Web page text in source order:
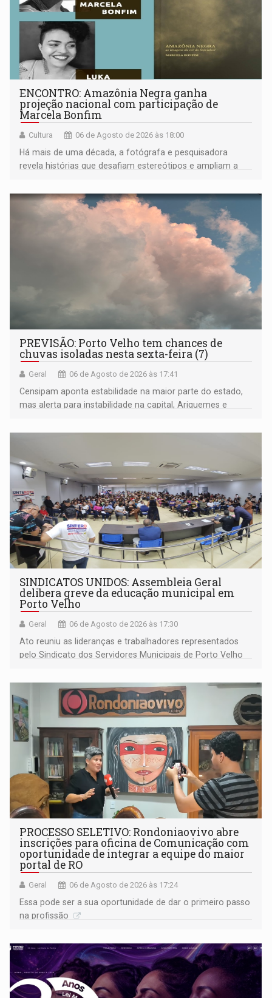
ENCONTRO: Amazônia Negra ganha
projeção nacional com participação de
Marcela Bonfim
Cultura 06 de Agosto de 2026 às 18:00
Há mais de uma década, a fotógrafa e pesquisadora
revela histórias que desafiam estereótipos e ampliam a
negras
PREVISÃO: Porto Velho tem chances de
chuvas isoladas nesta sexta-feira (7)
Geral 06 de Agosto de 2026 às 17:41
Censipam aponta estabilidade na maior parte do estado,
mas alerta para instabilidade na capital, Ariquemes e
SINDICATOS UNIDOS: Assembleia Geral
delibera greve da educação municipal em
Porto Velho
Geral 06 de Agosto de 2026 às 17:30
Ato reuniu as lideranças e trabalhadores representados
pelo Sindicato dos Servidores Municipais de Porto Velho
PROCESSO SELETIVO: Rondoniaovivo abre
inscrições para oficina de Comunicação com
oportunidade de integrar a equipe do maior
portal de RO
Geral 06 de Agosto de 2026 às 17:24
Essa pode ser a sua oportunidade de dar o primeiro passo
na profissão